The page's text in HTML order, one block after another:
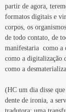
partir de agora,
formatos digitais e
corpos, os
de todo contato, de
manifestaria  como
como a digitalização
como a
(HC um dia disse
dente de ironia, a